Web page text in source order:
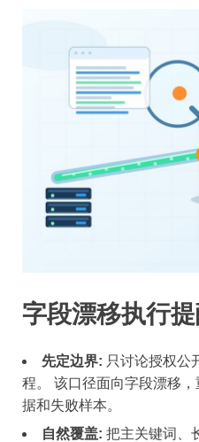
字段漂移执行
先定边界: 只讨论授权公
程。 该口径面向字段漂移
据和失败样本。
自然覆盖: 把主关键词、